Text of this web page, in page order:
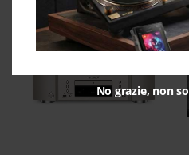
No grazie, non